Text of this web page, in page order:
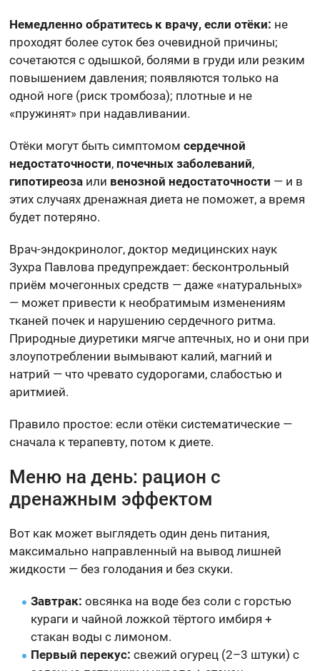
Немедленно обратитесь к врачу, если отёки: не
проходят более суток без очевидной причины;
сочетаются с одышкой, болями в груди или резким
повышением давления; появляются только на
одной ноге (риск тромбоза); плотные и не
«пружинят» при надавливании.
Отёки могут быть симптомомсердечной
недостаточности, почечных заболеваний,
гипотиреоза или венозной недостаточности — и в
этих случаях дренажная диета не поможет, а время
будет потеряно.
Врач-эндокринолог, доктор медицинских наук
Зухра Павлова предупреждает: бесконтрольный
приём мочегонных средств — даже «натуральных»
— может привести к необратимым изменениям
тканей почек и нарушению сердечного ритма.
Природные диуретики мягче аптечных, но и они при
злоупотреблении вымывают калий, магний и
натрий — что чревато судорогами, слабостью и
аритмией.
Правило простое: если отёки систематические —
сначала к терапевту, потом к диете.
Меню на день: рацион с
дренажным эффектом
Вот как может выглядеть один день питания,
максимально направленный на вывод лишней
жидкости — без голодания и без скуки.
Завтрак: овсянка на воде без соли с горстью
кураги и чайной ложкой тёртого имбиря +
стакан воды с лимоном.
Первый перекус: свежий огурец (2–3 штуки) с